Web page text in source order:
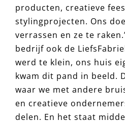
producten, creatieve
stylingprojecten. Ons
verrassen en ze te
bedrijf ook de
werd te klein, ons huis
kwam dit pand in beeld.
waar we met andere
en creatieve
delen. En het staat